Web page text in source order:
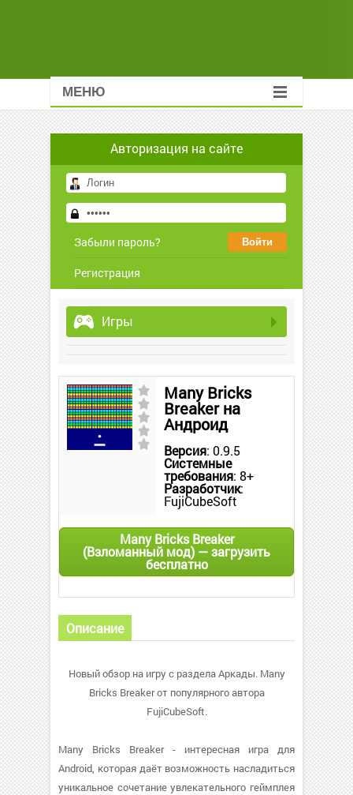
МЕНЮ
Авторизация на сайте
Забыли пароль?
Регистрация
Игры
Many Bricks
Breaker на
Андроид
Версия: 0.9.5
Системные
требования: 8+
Разработчик:
FujiCubeSoft
Many Bricks Breaker
(Взломанный мод) — загрузить
бесплатно
Описание
Новый обзор на игру с раздела Аркады. Many
Bricks Breaker от популярного автора
FujiCubeSoft.
Many Bricks Breaker - интересная игра для
Android, которая даёт возможность насладиться
уникальное сочетание увлекательного геймплея